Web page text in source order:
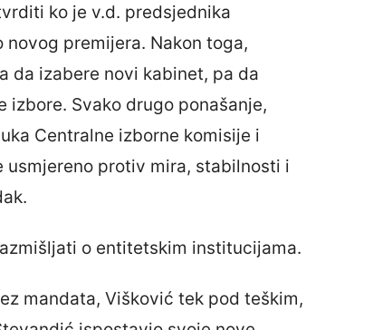
ko je v.d. predsjednika
premijera. Nakon toga,
da izabere novi kabinet, pa da
izbore. Svako drugo ponašanje,
Centralne izborne komisije i
protiv mira, stabilnosti i
o entitetskim institucijama.
mandata, Višković tek pod teškim,